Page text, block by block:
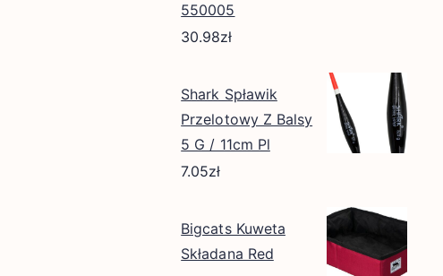
550005
30.98zł
Shark Spławik
Przelotowy Z Balsy
5 G / 11cm Pl
7.05zł
Bigcats Kuweta
Składana Red